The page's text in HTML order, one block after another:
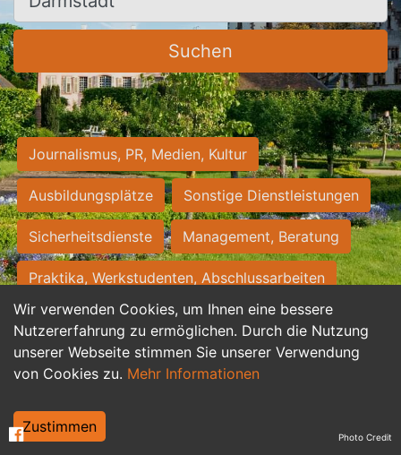
Wir verwenden Cookies, um Ihnen eine bessere
Nutzererfahrung zu ermöglichen. Durch die Nutzung
unserer Webseite stimmen Sie unserer Verwendung
von Cookies zu. Mehr Informationen
Zustimmen
Suchen
Journalismus, PR, Medien, Kultur
Ausbildungsplätze Sonstige Dienstleistungen
Sicherheitsdienste Management, Beratung
Praktika, Werkstudenten, Abschlussarbeiten
Personalwesen Assistenz, Sekretariat
Hilfskräfte, Aushilfs- und Nebenjobs
Weiterbildung, Studium, duale Ausbildung Photo Credit